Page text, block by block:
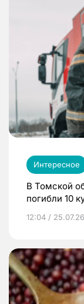
Интересное
В Томской
погибли 10
12:04 / 25.07.26